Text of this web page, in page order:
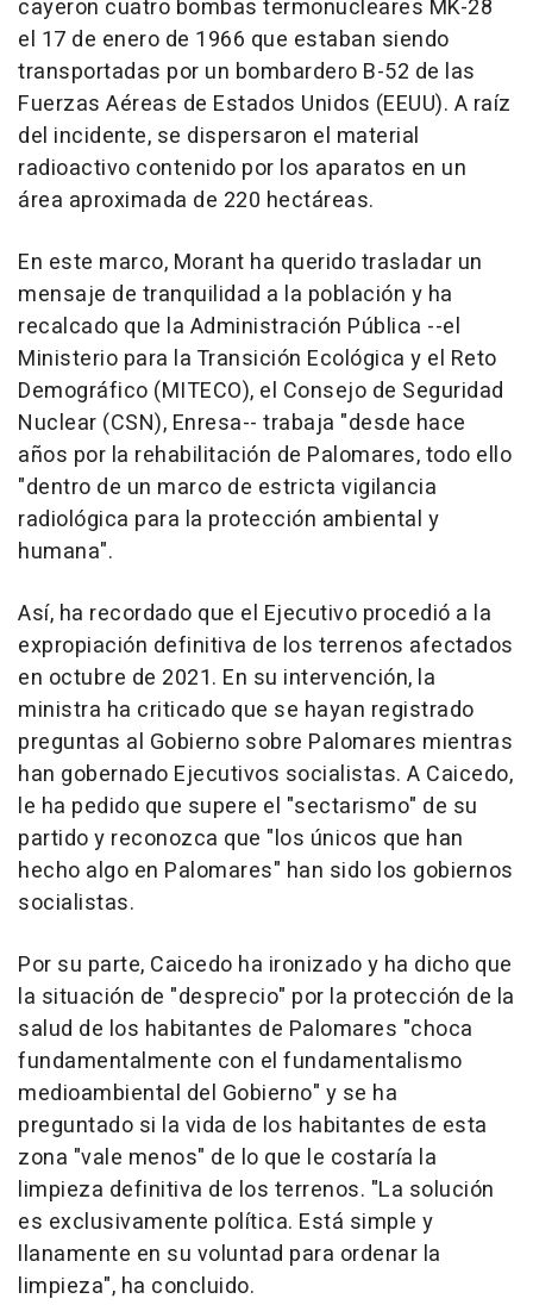
cayeron cuatro bombas termonucleares MK-28
el 17 de enero de 1966 que estaban siendo
transportadas por un bombardero B-52 de las
Fuerzas Aéreas de Estados Unidos (EEUU). A raíz
del incidente, se dispersaron el material
radioactivo contenido por los aparatos en un
área aproximada de 220 hectáreas.
En este marco, Morant ha querido trasladar un
mensaje de tranquilidad a la población y ha
recalcado que la Administración Pública --el
Ministerio para la Transición Ecológica y el Reto
Demográfico (MITECO), el Consejo de Seguridad
Nuclear (CSN), Enresa-- trabaja "desde hace
años por la rehabilitación de Palomares, todo ello
"dentro de un marco de estricta vigilancia
radiológica para la protección ambiental y
humana".
Así, ha recordado que el Ejecutivo procedió a la
expropiación definitiva de los terrenos afectados
en octubre de 2021. En su intervención, la
ministra ha criticado que se hayan registrado
preguntas al Gobierno sobre Palomares mientras
han gobernado Ejecutivos socialistas. A Caicedo,
le ha pedido que supere el "sectarismo" de su
partido y reconozca que "los únicos que han
hecho algo en Palomares" han sido los gobiernos
socialistas.
Por su parte, Caicedo ha ironizado y ha dicho que
la situación de "desprecio" por la protección de la
salud de los habitantes de Palomares "choca
fundamentalmente con el fundamentalismo
medioambiental del Gobierno" y se ha
preguntado si la vida de los habitantes de esta
zona "vale menos" de lo que le costaría la
limpieza definitiva de los terrenos. "La solución
es exclusivamente política. Está simple y
llanamente en su voluntad para ordenar la
limpieza", ha concluido.